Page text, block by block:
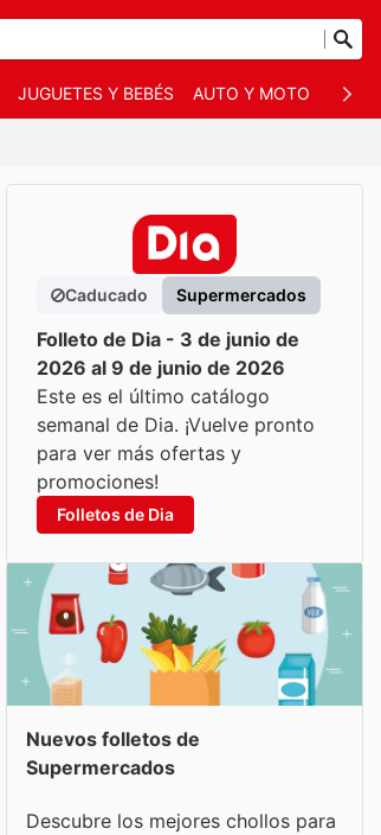
JUGUETES Y BEBÉS AUTO Y MOTO
Caducado Supermercados
Folleto de Dia - 3 de junio de
2026 al 9 de junio de 2026
Este es el último catálogo
semanal de Dia. ¡Vuelve pronto
para ver más ofertas y
promociones!
Folletos de Dia
Nuevos folletos de
Supermercados
Descubre los mejores chollos para